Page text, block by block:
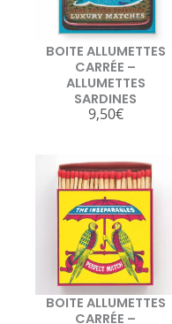
BOITE ALLUMETTES
CARRÉE –
ALLUMETTES
SARDINES
9,50€
BOITE ALLUMETTES
CARRÉE –